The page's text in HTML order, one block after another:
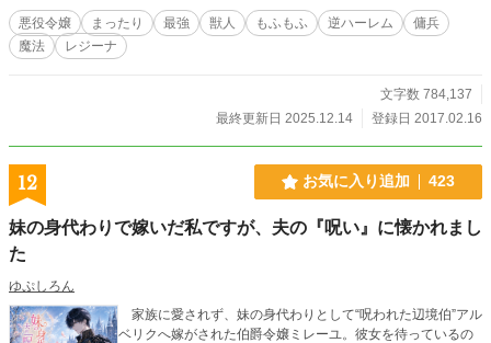
悪役令嬢 まったり 最強 獣人 もふもふ 逆ハーレム
傭兵
魔法
レジーナ
文字数 784,137
最終更新日 2025.12.14
登録日 2017.02.16
12 お気に入り追加 423
妹の身代わりで嫁いだ私ですが、夫の『呪い』に懐かれまし
た
ゆぷしろん
家族に愛されず、妹の身代わりとして“呪われた辺境伯”アル
ベリクへ嫁がされた伯爵令嬢ミレーユ。彼女を待っているの